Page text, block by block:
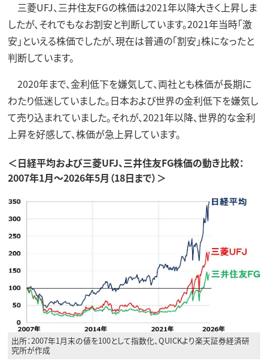
三菱UFJ、三井住友FGの株価は2021年以降大きく上昇しま
したが、それでもなお割安と判断しています。2021年当時「激
安」といえる株価でしたが、現在は普通の「割安」株になったと
判断しています。
2020年まで、金利低下を嫌気して、両社とも株価が長期に
わたり低迷していました。日本および世界の金利低下を嫌気し
て売り込まれていました。それが、2021年以降、世界的な金利
上昇を好感して、株価が急上昇しています。
＜日経平均および三菱UFJ、三井住友FG株価の動き比較：
2007年1月～2026年5月（18日まで）＞
出所：2007年1月末の値を100として指数化、QUICKより楽天証券経済研
究所が作成